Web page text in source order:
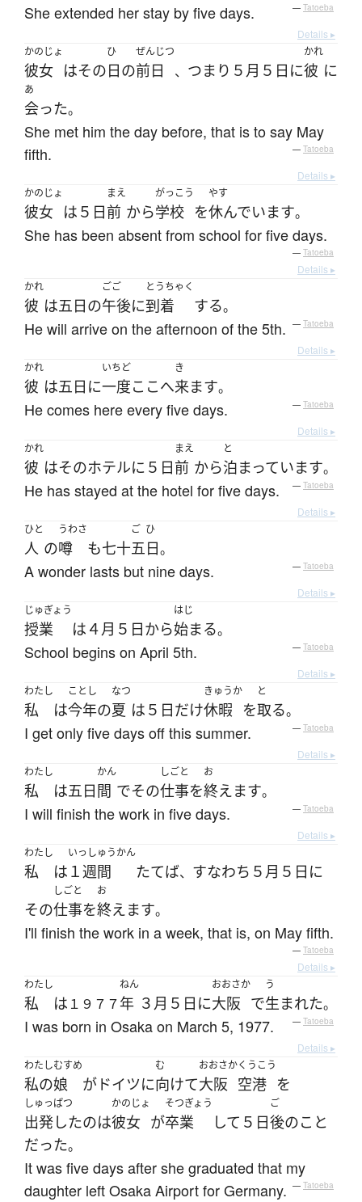
She extended her stay by five days. — Tatoeba
Details ▸
かのじょ
彼女 はその
ひ
日の
ぜんじつ
前日 、 つまり ５月 ５日 に
かれ
彼 に
あ
会った。
She met him the day before, that is to say May
fifth.
— Tatoeba
Details ▸
かのじょ
彼女 は ５日
まえ
前 から
がっこう
学校 を
やす
休んでいます。
She has been absent from school for five days.
— Tatoeba
Details ▸
かれ
彼 は五日の
ごご
午後に
とうちゃく
到着 する。
He will arrive on the afternoon of the 5th. — Tatoeba
Details ▸
かれ
彼 は五日 に
いちど
一度ここへ
き
来ます。
He comes here every five days. — Tatoeba
Details ▸
かれ
彼 はそのホテルに ５日
まえ
前 から
と
泊まっています。
He has stayed at the hotel for five days. — Tatoeba
Details ▸
ひと
人 の
うわさ
噂 も七十
ご
五
ひ
日。
A wonder lasts but nine days. — Tatoeba
Details ▸
じゅぎょう
授業 は ４月 ５日から
はじ
始まる。
School begins on April 5th. — Tatoeba
Details ▸
わたし
私 は
ことし
今年の
なつ
夏 は ５日だけ
きゅうか
休暇 を
と
取る。
I get only five days off this summer. — Tatoeba
Details ▸
わたし
私 は五日
かん
間 でその
しごと
仕事を
お
終えます。
I will finish the work in five days. — Tatoeba
Details ▸
わたし
私 は
いっしゅうかん
１週間 たてば、 すなわち ５月 ５日 に
その
しごと
仕事を
お
終えます。
I'll finish the work in a week, that is, on May fifth.
— Tatoeba
Details ▸
わたし
私 は １９７７
ねん
年 ３月 ５日 に
おおさか
大阪 で
う
生まれた。
I was born in Osaka on March 5, 1977. — Tatoeba
Details ▸
わたし
私の
むすめ
娘 が ドイツに
む
向けて
おおさか
大阪
くうこう
空港 を
しゅっぱつ
出発したのは
かのじょ
彼女 が
そつぎょう
卒業 して ５日
ご
後のこと
だった。
It was five days after she graduated that my
daughter left Osaka Airport for Germany. — Tatoeba